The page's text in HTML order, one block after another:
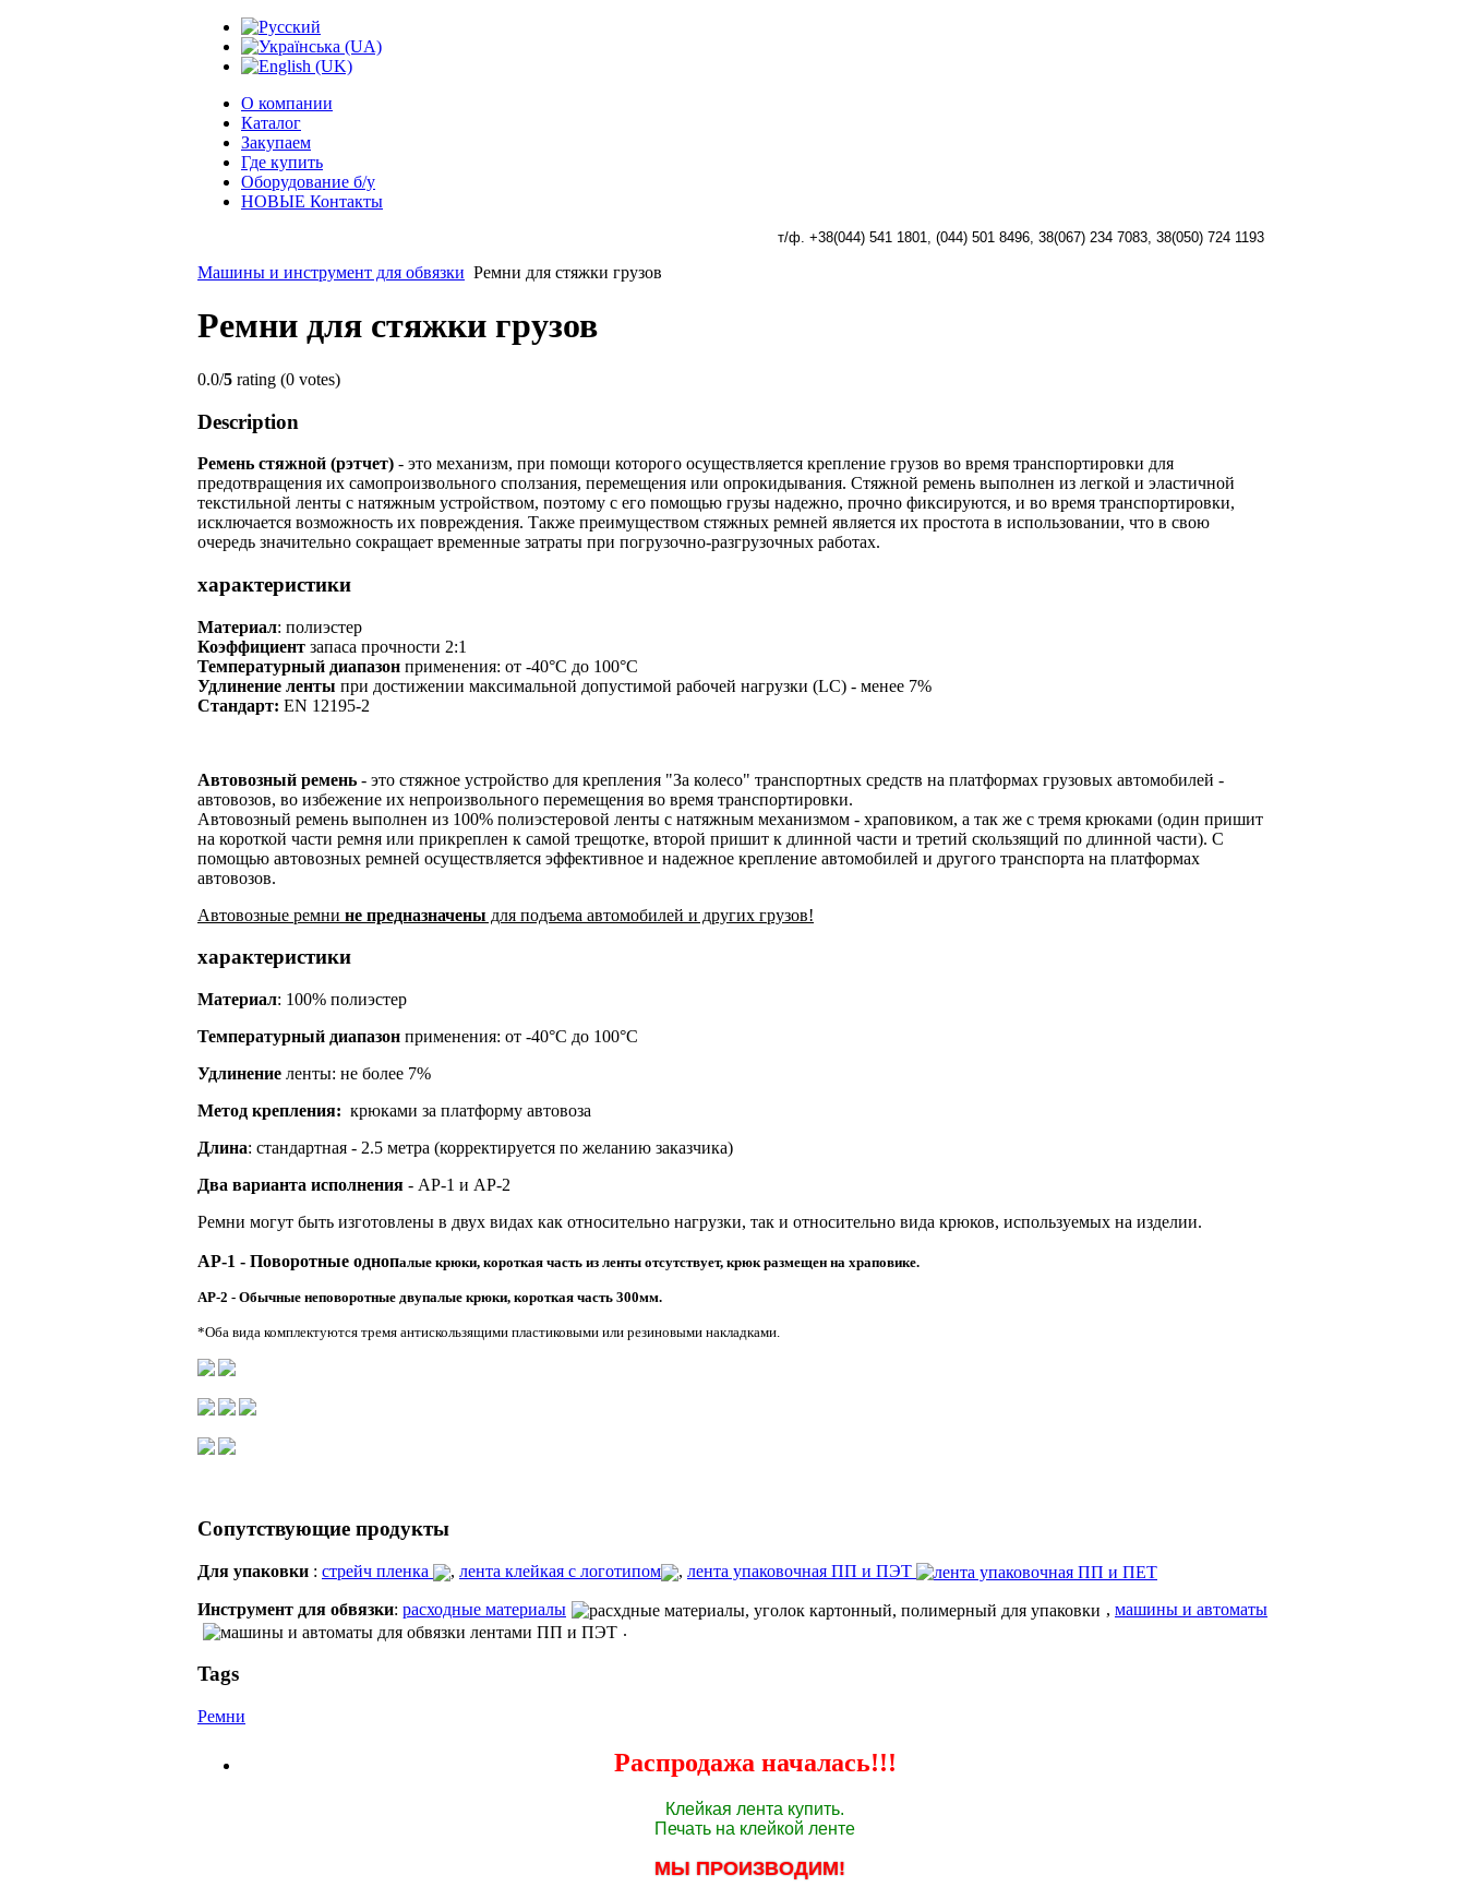
О компании
Каталог
Закупаем
Где купить
Оборудование б/у
НОВЫЕ Контакты
т/ф. +38(044) 541 1801, (044) 501 8496, 38(067) 234 7083, 38(050) 724 1193
Машины и инструмент для обвязки Ремни для стяжки грузов
Ремни для стяжки грузов
0.0/5 rating (0 votes)
Description
Ремень стяжной (рэтчет) - это механизм, при помощи которого осуществляется крепление грузов во время транспортировки для
предотвращения их самопроизвольного сползания, перемещения или опрокидывания. Стяжной ремень выполнен из легкой и эластичной
текстильной ленты с натяжным устройством, поэтому с его помощью грузы надежно, прочно фиксируются, и во время транспортировки,
исключается возможность их повреждения. Также преимуществом стяжных ремней является их простота в использовании, что в свою
очередь значительно сокращает временные затраты при погрузочно-разгрузочных работах.
характеристики
Материал: полиэстер
Коэффициент запаса прочности 2:1
Температурный диапазон применения: от -40°С до 100°С
Удлинение ленты при достижении максимальной допустимой рабочей нагрузки (LC) - менее 7%
Стандарт: EN 12195-2
Автовозный ремень - это стяжное устройство для крепления "За колесо" транспортных средств на платформах грузовых автомобилей -
автовозов, во избежение их непроизвольного перемещения во время транспортировки.
Автовозный ремень выполнен из 100% полиэстеровой ленты с натяжным механизмом - храповиком, а так же с тремя крюками (один пришит
на короткой части ремня или прикреплен к самой трещотке, второй пришит к длинной части и третий скользящий по длинной части). С
помощью автовозных ремней осуществляется эффективное и надежное крепление автомобилей и другого транспорта на платформах
автовозов.
Автовозные ремни не предназначены для подъема автомобилей и других грузов!
характеристики
Материал: 100% полиэстер
Температурный диапазон применения: от -40°С до 100°С
Удлинение ленты: не более 7%
Метод крепления: крюками за платформу автовоза
Длина: стандартная - 2.5 метра (корректируется по желанию заказчика)
Два варианта исполнения - АР-1 и АР-2
Ремни могут быть изготовлены в двух видах как относительно нагрузки, так и относительно вида крюков, используемых на изделии.
АР-1 - Поворотные однопалые крюки, короткая часть из ленты отсутствует, крюк размещен на храповике.
АР-2 - Обычные неповоротные двупалые крюки, короткая часть 300мм.
*Оба вида комплектуются тремя антискользящими пластиковыми или резиновыми накладками.
Сопутствующие продукты
Для упаковки : стрейч пленка , лента клейкая с логотипом , лента упаковочная ПП и ПЭТ
Инструмент для обвязки: расходные материалы , машины и автоматы
.
Tags
Ремни
Распродажа началась!!!
Клейкая лента купить.
Печать на клейкой ленте
МЫ ПРОИЗВОДИМ!